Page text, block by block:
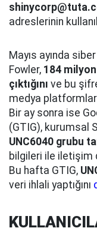
adreslerinin
Mayıs ayında
Fowler, 184
çıktığını ve bu
medya
Bir ay sonra ise
(GTIG), kurumsal
UNC6040 grubu
bilgileri ile iletişim
Bu hafta GTIG,
veri ihlali yaptığını